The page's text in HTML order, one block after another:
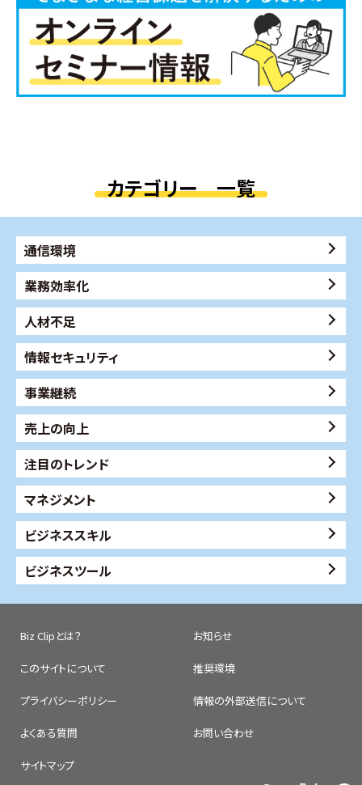
カテゴリー 一覧
通信環境
業務効率化
人材不足
情報セキュリティ
事業継続
売上の向上
注目のトレンド
マネジメント
ビジネススキル
ビジネスツール
Biz Clipとは？ お知らせ
このサイトについて 推奨環境
プライバシーポリシー 情報の外部送信について
よくある質問 お問い合わせ
サイトマップ